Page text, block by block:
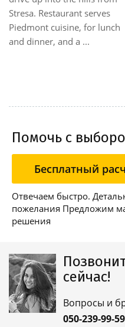
completely renovated in
1976. All its rooms are in
keeping with the general
decor of the
Помочь с
Бесплатный
Отвечаем быстро.
пожелания Предложим
решения
сейчас!
Вопросы и
050-239-99-59